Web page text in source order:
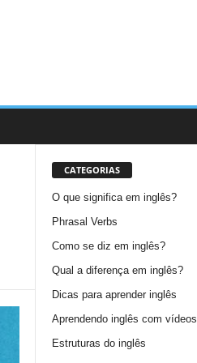
CATEGORIAS
O que significa em inglês?
Phrasal Verbs
Como se diz em inglês?
Qual a diferença em inglês?
Dicas para aprender inglês
Aprendendo inglês com vídeos
Estruturas do inglês